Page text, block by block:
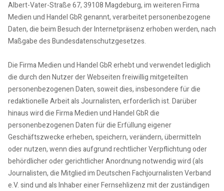
Albert-Vater-Straße 67, 39108 Magdeburg, im weiteren Firma
Medien und Handel GbR genannt, verarbeitet personenbezogene
Daten, die beim Besuch der Internetpräsenz erhoben werden, nach
Maßgabe des Bundesdatenschutzgesetzes.
Die Firma Medien und Handel GbR erhebt und verwendet lediglich
die durch den Nutzer der Webseiten freiwillig mitgeteilten
personenbezogenen Daten, soweit dies, insbesondere für die
redaktionelle Arbeit als Journalisten, erforderlich ist. Darüber
hinaus wird die Firma Medien und Handel GbR die
personenbezogenen Daten für die Erfüllung eigener
Geschäftszwecke erheben, speichern, verändern, übermitteln
oder nutzen, wenn dies aufgrund rechtlicher Verpflichtung oder
behördlicher oder gerichtlicher Anordnung notwendig wird (als
Journalisten, die Mitglied im Deutschen Fachjournalisten Verband
e.V. sind und als Inhaber einer Fernsehlizenz mit der zuständigen